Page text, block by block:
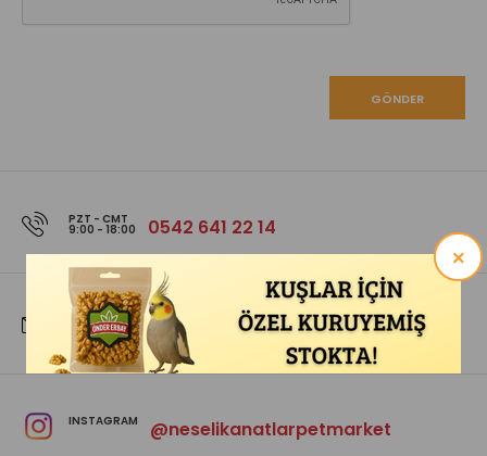
×
PZT - CMT
9:00 - 18:00 0542 641 22 14
E-POSTA Neselikanatlardestek@gmail.com
INSTAGRAM @neselikanatlarpetmarket